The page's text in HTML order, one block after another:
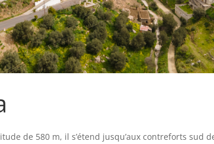
de 580 m, il s’étend jusqu’aux contreforts sud